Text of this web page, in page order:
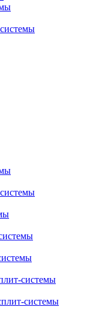
системы
системы